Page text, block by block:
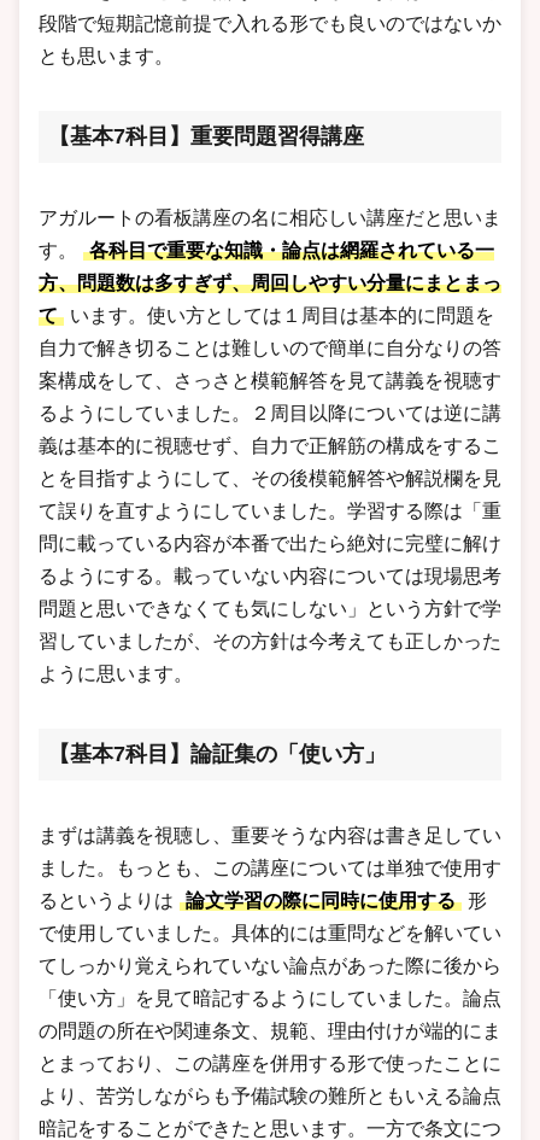
段階で短期記憶前提で入れる形でも良いのではないか
とも思います。
【基本7科目】重要問題習得講座
アガルートの看板講座の名に相応しい講座だと思いま
す。
各科目で重要な知識・論点は網羅されている一
方、問題数は多すぎず、周回しやすい分量にまとまっ
て
います。使い方としては１周目は基本的に問題を
自力で解き切ることは難しいので簡単に自分なりの答
案構成をして、さっさと模範解答を見て講義を視聴す
るようにしていました。２周目以降については逆に講
義は基本的に視聴せず、自力で正解筋の構成をするこ
とを目指すようにして、その後模範解答や解説欄を見
て誤りを直すようにしていました。学習する際は「重
問に載っている内容が本番で出たら絶対に完璧に解け
るようにする。載っていない内容については現場思考
問題と思いできなくても気にしない」という方針で学
習していましたが、その方針は今考えても正しかった
ように思います。
【基本7科目】論証集の「使い方」
まずは講義を視聴し、重要そうな内容は書き足してい
ました。もっとも、この講座については単独で使用す
るというよりは
論文学習の際に同時に使用する 形
で使用していました。具体的には重問などを解いてい
てしっかり覚えられていない論点があった際に後から
「使い方」を見て暗記するようにしていました。論点
の問題の所在や関連条文、規範、理由付けが端的にま
とまっており、この講座を併用する形で使ったことに
より、苦労しながらも予備試験の難所ともいえる論点
暗記をすることができたと思います。一方で条文につ